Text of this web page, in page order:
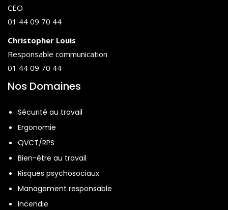
CEO
01 44 09 70 44
Christopher Louis
Responsable communication
01 44 09 70 44
Nos Domaines
Sécurité au travail
Ergonomie
QVCT/RPS
Bien-être au travail
Risques psychosociaux
Management responsable
Incendie